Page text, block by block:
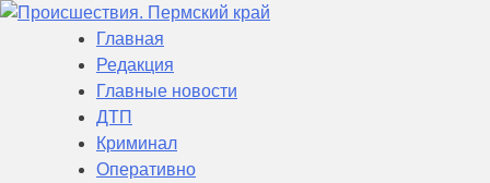
Skip
Происшествия. Пермский край
Актуальная информация о текущих событиях в Пермском
Главная
Редакция
Главные новости
ДТП
Криминал
Оперативно